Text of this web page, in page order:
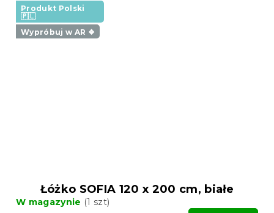
Produkt Polski
🇵🇱
Wypróbuj w AR ❖
Łóżko SOFIA 120 x 200 cm, białe
W magazynie (1 szt)